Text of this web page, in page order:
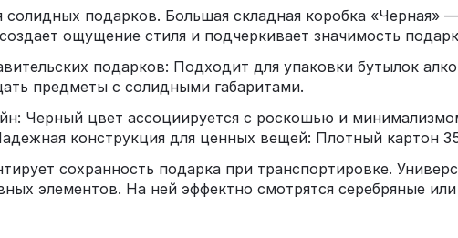
солидных подарков. Большая складная коробка
ощущение стиля и подчеркивает значимость
подарков: Подходит для упаковки бутылок
предметы с солидными габаритами.
Черный цвет ассоциируется с роскошью и
конструкция для ценных вещей: Плотный картон
сохранность подарка при транспортировке.
элементов. На ней эффектно смотрятся серебряные